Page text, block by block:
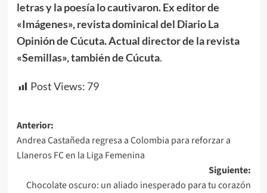
letras y la poesía lo cautivaron. Ex editor de
«Imágenes», revista dominical del Diario La
Opinión de Cúcuta. Actual director de la revista
«Semillas», también de Cúcuta.
Post Views: 79
Navegación
de
entradas
Anterior:
Andrea Castañeda regresa a Colombia para reforzar a
Llaneros FC en la Liga Femenina
Siguiente:
Chocolate oscuro: un aliado inesperado para tu corazón